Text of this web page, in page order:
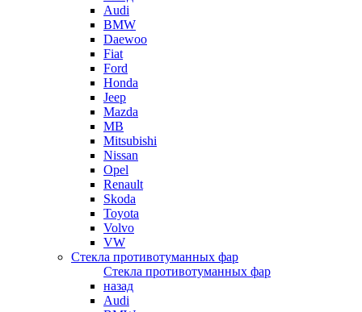
Audi
BMW
Daewoo
Fiat
Ford
Honda
Jeep
Mazda
MB
Mitsubishi
Nissan
Opel
Renault
Skoda
Toyota
Volvo
VW
Стекла противотуманных фар
Стекла противотуманных фар
назад
Audi